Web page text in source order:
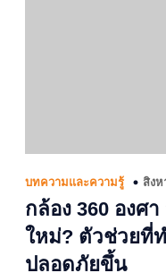
บทความและความรู้ สิงห
กล้อง 360 องศ
ใหม่? ตัวช่วยที่
ปลอดภัยขึ้น